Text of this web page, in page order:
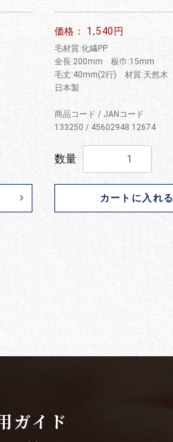
価格： 1,540円
毛材質:化繊PP
全長:200mm 板巾:15mm
毛丈:40mm(2行) 材質:天然木
日本製
商品コード / JANコード
133250 / 45602948 12674
数量
カートに入れる
ガイド